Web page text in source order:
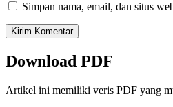
Simpan nama, email, dan situs
Download PDF
Artikel ini memiliki veris PDF yang